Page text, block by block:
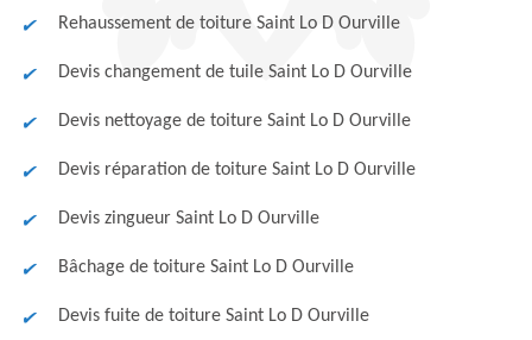
Rehaussement de toiture Saint Lo D Ourville
Devis changement de tuile Saint Lo D Ourville
Devis nettoyage de toiture Saint Lo D Ourville
Devis réparation de toiture Saint Lo D Ourville
Devis zingueur Saint Lo D Ourville
Bâchage de toiture Saint Lo D Ourville
Devis fuite de toiture Saint Lo D Ourville